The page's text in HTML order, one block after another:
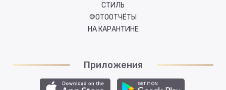
СТИЛЬ
ФОТООТЧЁТЫ
НА КАРАНТИНЕ
Приложения